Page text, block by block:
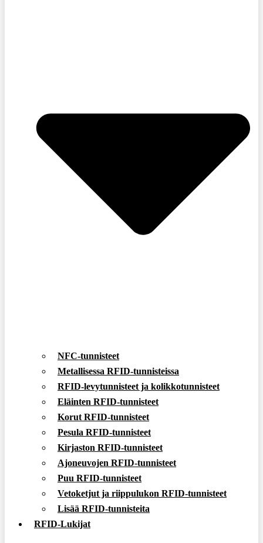
NFC-tunnisteet
Metallisessa RFID-tunnisteissa
RFID-levytunnisteet ja kolikkotunnisteet
Eläinten RFID-tunnisteet
Korut RFID-tunnisteet
Pesula RFID-tunnisteet
Kirjaston RFID-tunnisteet
Ajoneuvojen RFID-tunnisteet
Puu RFID-tunnisteet
Vetoketjut ja riippulukon RFID-tunnisteet
Lisää RFID-tunnisteita
RFID-Lukijat